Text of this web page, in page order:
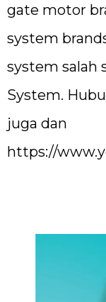
gate motor
system
system salah
System.
juga dan
https://